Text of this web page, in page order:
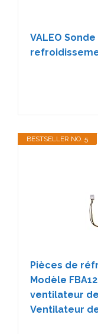
VALEO
BESTSELLER NO. 5
Pièces de
Modèle
ventilateur
Ventilateur